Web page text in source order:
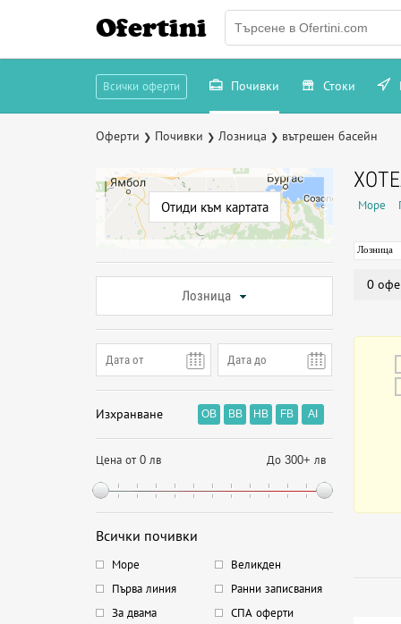
Ofertini
Всички оферти Почивки Стоки
Оферти ❯ Почивки ❯ Лозница ❯ вътрешен басейн
Отиди към картата
Лозница
Изхранване OB BB HB FB AI
Цена от 0 лв До 300+ лв
Всички почивки
Море
Великден
Първа линия
Ранни записвания
За двама
СПА оферти
Море
Лозница
0